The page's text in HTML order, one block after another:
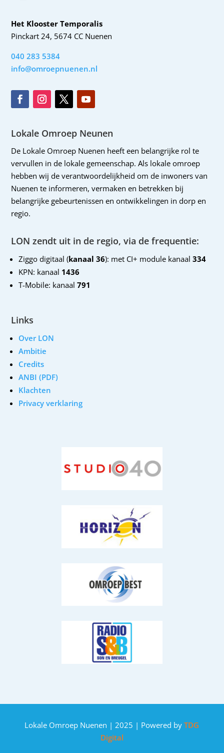
Het Klooster Temporalis
Pinckart 24, 5674 CC Nuenen
040 283 5384
info@omroepnuenen.nl
Lokale Omroep Neunen
De Lokale Omroep Nuenen heeft een belangrijke rol te
vervullen in de lokale gemeenschap. Als lokale omroep
hebben wij de verantwoordelijkheid om de inwoners van
Nuenen te informeren, vermaken en betrekken bij
belangrijke gebeurtenissen en ontwikkelingen in dorp en
regio.
LON zendt uit in de regio, via de frequentie:
Ziggo digitaal (kanaal 36): met CI+ module kanaal 334
KPN: kanaal 1436
T-Mobile: kanaal791
Links
Over LON
Ambitie
Credits
ANBI (PDF)
Klachten
Privacy verklaring
Lokale Omroep Nuenen | 2025 | Powered by TDG
Digital